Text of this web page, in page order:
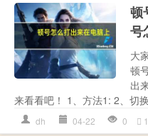
顿
号
大
顿
出
来看看吧！ 1、方法1: 2、切
dh 04-22 0